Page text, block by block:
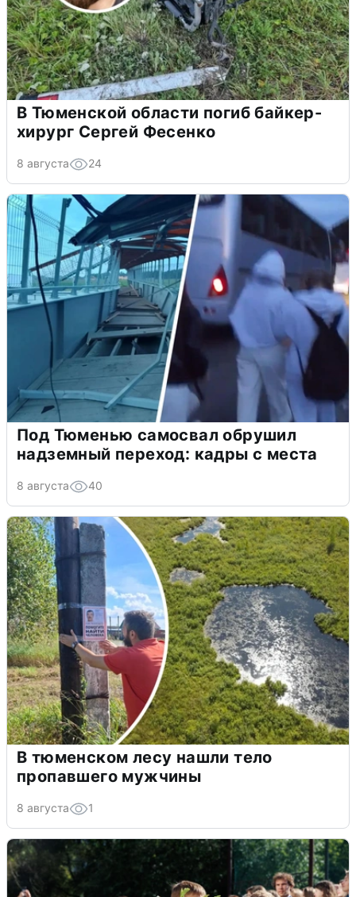
В Тюменской области погиб байкер-
хирург Сергей Фесенко
8 августа 24
Под Тюменью самосвал обрушил
надземный переход: кадры с места
8 августа 40
В тюменском лесу нашли тело
пропавшего мужчины
8 августа 1